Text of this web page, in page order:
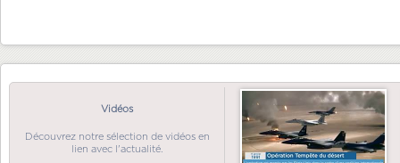
Vidéos
Découvrez notre sélection de vidéos en
lien avec l'actualité.